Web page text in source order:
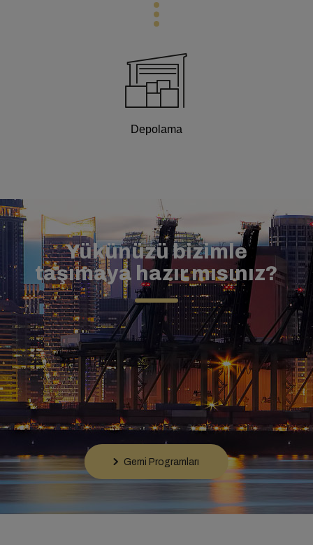
Depolama
Yükünüzü bizimle
taşımaya hazır mısınız?
Gemi Programları